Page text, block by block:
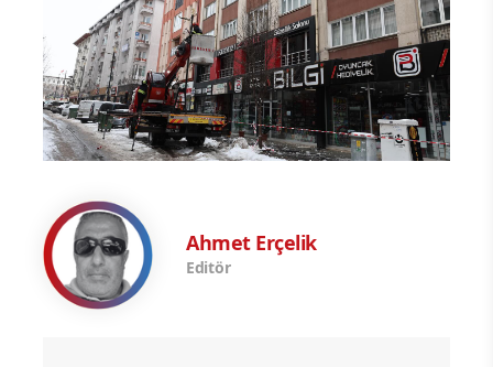
Ahmet Erçelik
Editör